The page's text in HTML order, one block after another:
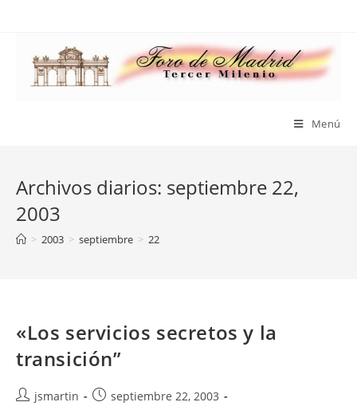
Menú
Archivos diarios: septiembre 22,
2003
> 2003 > septiembre > 22
«Los servicios secretos y la
transición”
Autorjsmartin
Publicación
septiembre 22, 2003